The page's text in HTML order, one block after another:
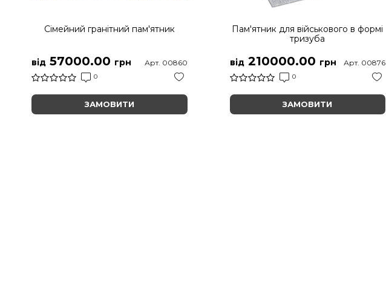
Сімейний гранітний пам'ятник
від 57000.00 грн
0
Арт. 00860
ЗАМОВИТИ
Пам'ятник для військового в формі
тризуба
від210000.00 грн
0
Арт. 00876
ЗАМОВИТИ